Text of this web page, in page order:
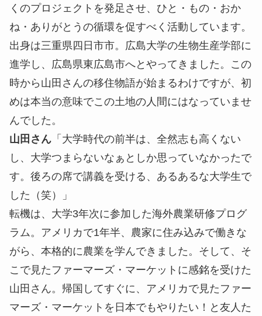
くのプロジェクトを発足させ、ひと・もの・おか
ね・ありがとうの循環を促すべく活動しています。
出身は三重県四日市市。広島大学の生物生産学部に
進学し、広島県東広島市へとやってきました。この
時から山田さんの移住物語が始まるわけですが、初
めは本当の意味でこの土地の人間にはなっていませ
んでした。
山田さん 「大学時代の前半は、全然志も高くない
し、大学つまらないなぁとしか思っていなかったで
す。後ろの席で講義を受ける、あるあるな大学生で
した（笑）」
転機は、大学3年次に参加した海外農業研修プログ
ラム。アメリカで1年半、農家に住み込みで働きな
がら、本格的に農業を学んできました。そして、そ
こで見たファーマーズ・マーケットに感銘を受けた
山田さん。帰国してすぐに、アメリカで見たファー
マーズ・マーケットを日本でもやりたい！と友人た